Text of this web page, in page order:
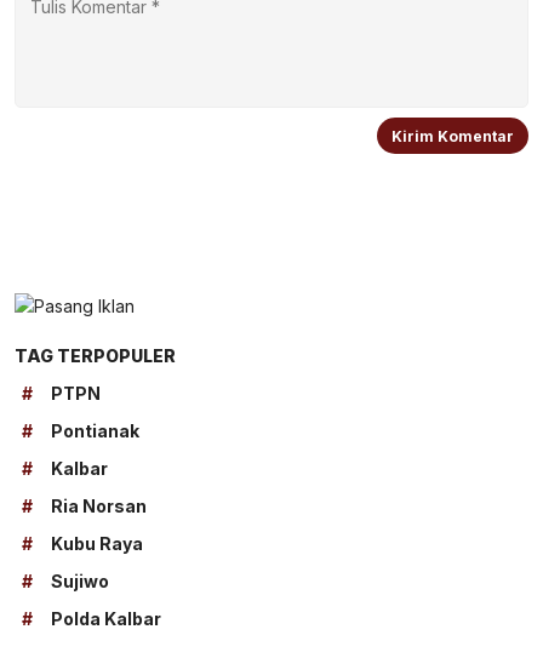
TAG TERPOPULER
#
PTPN
#
Pontianak
#
Kalbar
#
Ria Norsan
#
Kubu Raya
#
Sujiwo
#
Polda Kalbar